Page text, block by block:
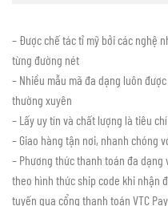
– Được chế tác tỉ mỹ bởi các nghệ
từng đường nét
– Nhiều mẫu mã đa dạng luôn
thường xuyên
– Lấy uy tín và chất lượng là tiêu
– Giao hàng tận nơi, nhanh chóng
– Phương thức thanh toán đa
theo hình thức ship code khi nhận
tuyến qua cổng thanh toán VTC Pay.